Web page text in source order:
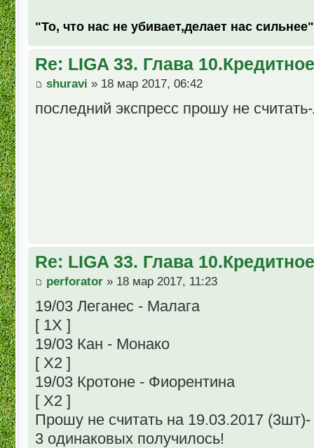
"То, что нас не убивает,делает нас сильнее"
Re: LIGA 33. Глава
shuravi » 18 мар 2017, 06:42
последний экспресс прошу не
Re: LIGA 33. Глава
perforator » 18 мар 2017, 11:23
19/03 Леганес - Малага
[ 1X ]
19/03 Кан - Монако
[ X2 ]
19/03 Кротоне - Фиорентина
[ X2 ]
Прошу не считать на 19.03.2017 (3шт)-
3 одинаковых получилось!